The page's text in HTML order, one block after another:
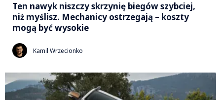
Ten nawyk niszczy skrzynię biegów szybciej,
niż myślisz. Mechanicy ostrzegają – koszty
mogą być wysokie
Kamil Wrzecionko